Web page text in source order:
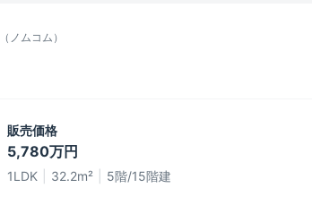
（ ノムコム ）
販売価格
5,780万円
1LDK 32.2m² 5階/15階建